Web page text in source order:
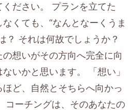
ださい。 プランを立てた
くても、“なんとなーくうま
？ それは何故でしょうか？
想いがその方向へ完全に向
いかと思います。 「想い」
ど、自然とそちらへ向かっ
コーチングは、そのあなたの